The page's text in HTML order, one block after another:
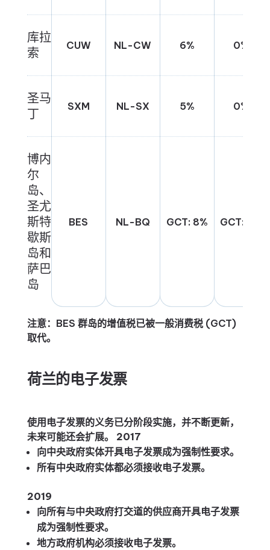
库拉
索
CUW NL-CW 6% 0%
圣马
丁
SXM NL-SX 5% 0%
博内
尔
岛、
圣尤
斯特
歇斯
岛和
萨巴
岛
BES NL-BQ GCT: 8% GCT: 0%
注意： BES 群岛的增值税已被一般消费税 (GCT)
取代。
荷兰的电子发票
使用电子发票的义务已分阶段实施，并不断更新，
未来可能还会扩展。 2017
向中央政府实体开具电子发票成为强制性要求。
所有中央政府实体都必须接收电子发票。
2019
向所有与中央政府打交道的供应商开具电子发票
成为强制性要求。
地方政府机构必须接收电子发票。